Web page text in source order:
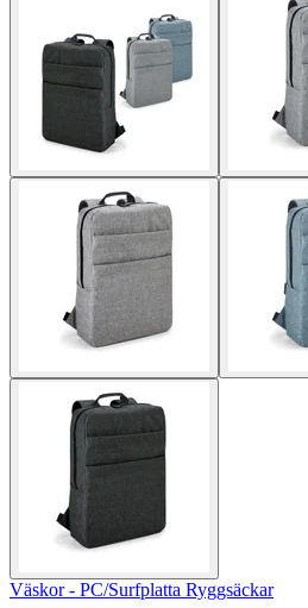
Väskor - PC/Surfplatta Ryggsäckar